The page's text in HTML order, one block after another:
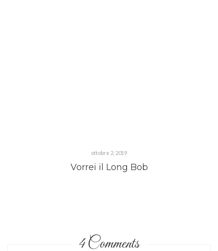
ottobre 2, 2019
Vorrei il Long Bob
4 Comments